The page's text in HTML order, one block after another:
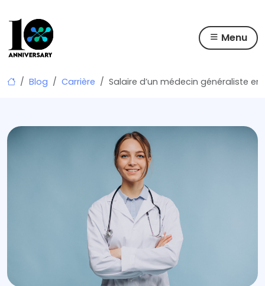
Skip
Menu
Blog Carrière Salaire d’un médecin généraliste